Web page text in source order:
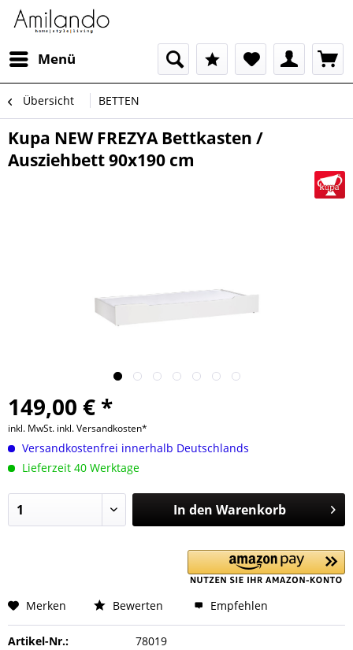
Menü
Übersicht BETTEN
Kupa NEW FREZYA Bettkasten /
Ausziehbett 90x190 cm
149,00 € *
inkl. MwSt. inkl. Versandkosten*
Versandkostenfrei innerhalb Deutschlands
Lieferzeit 40 Werktage
In den Warenkorb
Merken Bewerten Empfehlen
Artikel-Nr.: 78019